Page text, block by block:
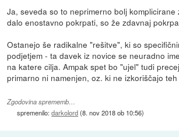
Ja, seveda so to neprimerno bolj komplicirane
dalo enostavno pokrpati, so že zdavnaj
Ostanejo še radikalne "rešitve", ki so
podjetjem - ta davek iz novice se neuradno
na katere cilja. Ampak spet bo "ujel" tudi
primarno ni namenjen, oz. ki ne izkoriščajo
Zgodovina sprememb…
spremenilo:darkolord(8. nov 2018 ob 10:56)